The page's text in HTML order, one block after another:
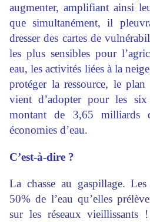
augmenter, amplifiant ainsi
que simultanément, il
dresser des cartes de
les plus sensibles pour
eau, les activités liées à la
protéger la ressource, le plan
vient d’adopter pour les
montant de 3,65 milliards
économies d’eau.
C’est-à-dire ?
La chasse au gaspillage.
50% de l’eau qu’elles
sur les réseaux vieillissants